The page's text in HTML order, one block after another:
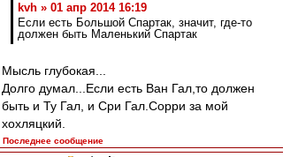
kvh » 01 апр 2014 16:19
Если есть Большой Спартак, значит, где-то
должен быть Маленький Спартак
Мысль глубокая...
Долго думал...Если есть Ван Гал,то должен
быть и Ту Гал, и Сри Гал.Сорри за мой
хохляцкий.
Последнее сообщение